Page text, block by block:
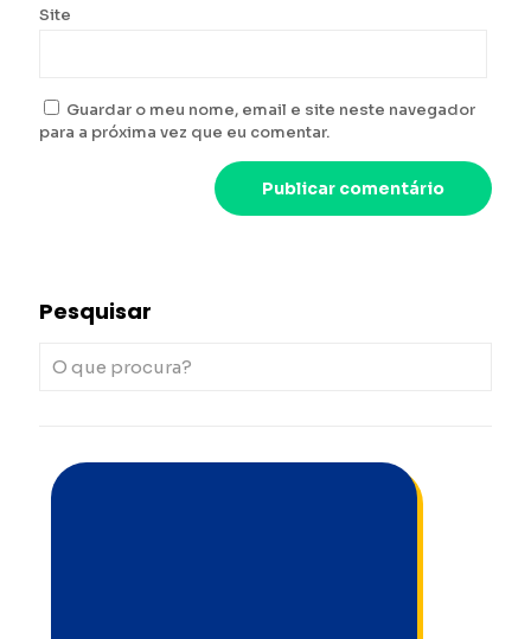
Site
Guardar o meu nome, email e site neste navegador
para a próxima vez que eu comentar.
Pesquisar